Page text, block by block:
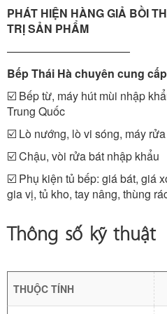
PHÁT HIỆN HÀNG GIẢ BỒI
TRỊ SẢN PHẨM
———————————
Bếp Thái Hà chuyên cung
☑️ Bếp từ, máy hút mùi nhập
Trung Quốc
☑️ Lò nướng, lò vi sóng, máy
☑️ Chậu, vòi rửa bát nhập khẩu
☑️ Phụ kiện tủ bếp: giá bát, giá
gia vị, tủ kho, tay nâng, thùng
Thông số kỹ thuật
THUỘC TÍNH